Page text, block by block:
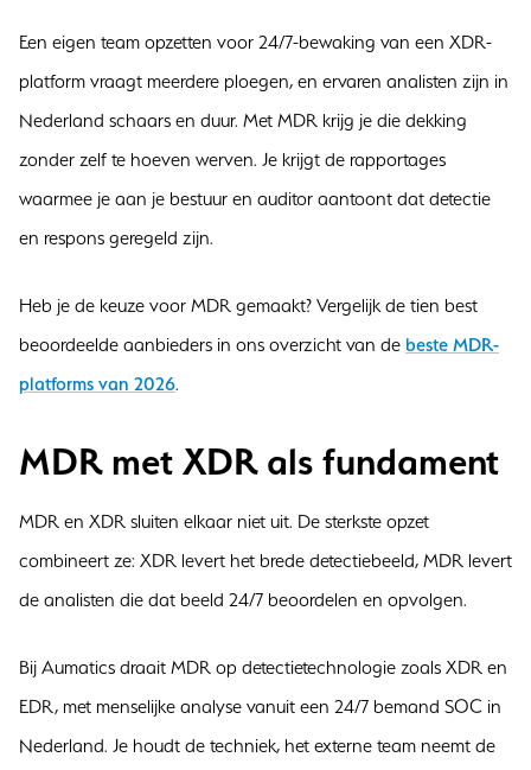
Een eigen team opzetten voor 24/7-bewaking van een XDR-
platform vraagt meerdere ploegen, en ervaren analisten zijn in
Nederland schaars en duur. Met MDR krijg je die dekking
zonder zelf te hoeven werven. Je krijgt de rapportages
waarmee je aan je bestuur en auditor aantoont dat detectie
en respons geregeld zijn.
Heb je de keuze voor MDR gemaakt? Vergelijk de tien best
beoordeelde aanbieders in ons overzicht van de beste MDR-
platforms van 2026.
MDR met XDR als fundament
MDR en XDR sluiten elkaar niet uit. De sterkste opzet
combineert ze: XDR levert het brede detectiebeeld, MDR levert
de analisten die dat beeld 24/7 beoordelen en opvolgen.
Bij Aumatics draait MDR op detectietechnologie zoals XDR en
EDR, met menselijke analyse vanuit een 24/7 bemand SOC in
Nederland. Je houdt de techniek, het externe team neemt de